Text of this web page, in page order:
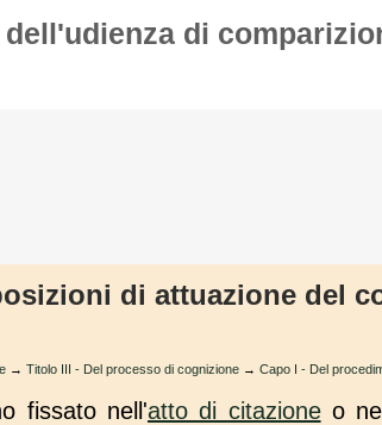
di
di attuazione del
→ Titolo III - Del processo di cognizione → Capo I - Del
fissato nell'atto di citazioneo